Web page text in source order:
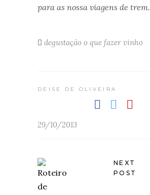
para as nossa viagens de trem.
degustação o que fazer vinho
DEISE DE OLIVEIRA
29/10/2013
NEXT
POST